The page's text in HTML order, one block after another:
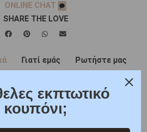
ONLINE CHAT
SHARE THE LOVE
Γιατί εμάς Ρωτήστε μας
Μέταλλο : Κίτρινος Χρυσός
εκπτωτικό
κουπόνι;